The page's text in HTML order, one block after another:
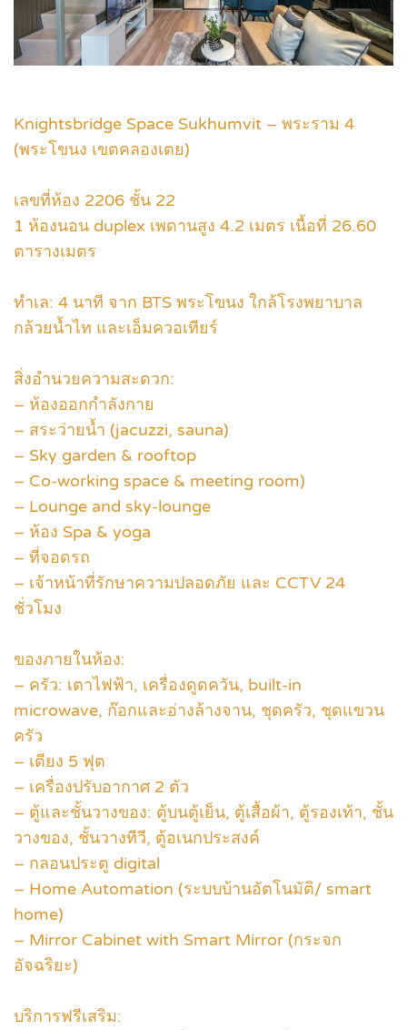
Knightsbridge Space Sukhumvit – พระราม 4
(พระโขนง เขตคลองเตย)
เลขที่ห้อง 2206 ชั้น 22
1 ห้องนอน duplex เพดานสูง 4.2 เมตร เนื้อที่ 26.60
ตารางเมตร
ทำเล: 4 นาที จาก BTS พระโขนง ใกล้โรงพยาบาล
กล้วยน้ำไท และเอ็มควอเทียร์
สิ่งอำนวยความสะดวก:
– ห้องออกกำลังกาย
– สระว่ายน้ำ (jacuzzi, sauna)
– Sky garden & rooftop
– Co-working space & meeting room)
– Lounge and sky-lounge
– ห้อง Spa & yoga
– ที่จอดรถ
– เจ้าหน้าที่รักษาความปลอดภัย และ CCTV 24
ชั่วโมง
ของภายในห้อง:
– ครัว: เตาไฟฟ้า, เครื่องดูดควัน, built-in
microwave, ก๊อกและอ่างล้างจาน, ชุดครัว, ชุดแขวน
ครัว
– เตียง 5 ฟุต
– เครื่องปรับอากาศ 2 ตัว
– ตู้และชั้นวางของ: ตู้บนตู้เย็น, ตู้เสื้อผ้า, ตู้รองเท้า, ชั้น
วางของ, ชั้นวางทีวี, ตู้อเนกประสงค์
– กลอนประตู digital
– Home Automation (ระบบบ้านอัตโนมัติ/ smart
home)
– Mirror Cabinet with Smart Mirror (กระจก
อัจฉริยะ)
บริการฟรีเสริม: